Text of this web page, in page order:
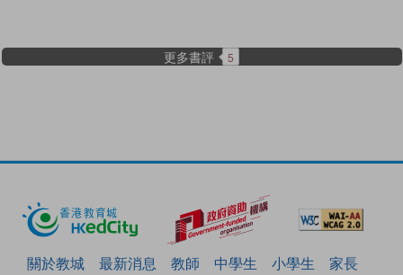
更多書評 5
關於教城 最新消息 教師 中學生 小學生
家長